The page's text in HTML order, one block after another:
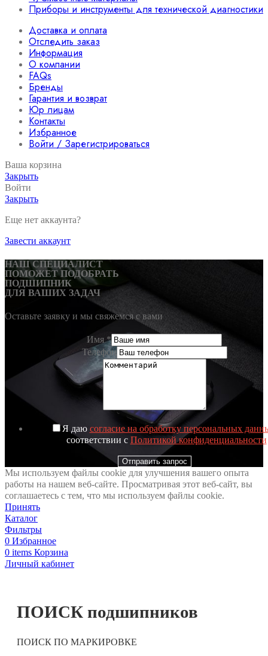
Приборы и инструменты для технической диагностики
Доставка и оплата
Отследить заказ
Информация
О компании
FAQs
Бренды
Гарантия и возврат
Юр лицам
Контакты
Избранное
Войти / Зарегистрироваться
Ваша корзина
Закрыть
Войти
Закрыть
Еще нет аккаунта?
Завести аккаунт
НАШ СПЕЦИАЛИСТ
ПОМОЖЕТ ПОДОБРАТЬ
ПОДШИПНИК
ДЛЯ ВАШИХ ЗАДАЧ
Оставьте заявку и мы свяжемся с вами
Имя*
Телефон
Я даю согласие на обработку персональных
соответствии с Политикой конфиденциальности
Отправить запрос
Мы используем файлы cookie для улучшения вашего опыта
работы на нашем веб-сайте. Просматривая этот веб-сайт, вы
соглашаетесь с тем, что мы используем файлы cookie.
Принять
Каталог
Фильтры
0 Избранное
0 items Корзина
Личный кабинет
ПОИСК подшипников
ПОИСК ПО МАРКИРОВКЕ